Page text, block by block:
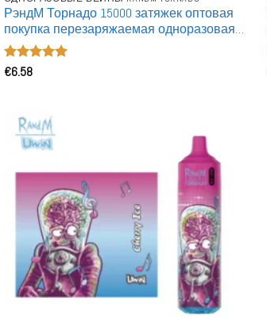
РэндМ Торнадо 15000 затяжек оптовая
покупка перезаряжаемая одноразовая
вейп wholesale
Оценка
€6.58